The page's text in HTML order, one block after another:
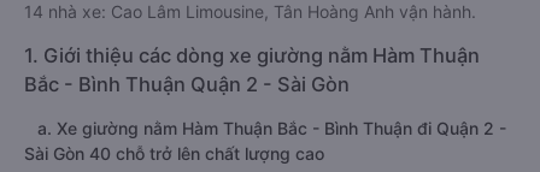
14 nhà xe: Cao Lâm Limousine, Tân Hoàng Anh vận hành.
1. Giới thiệu các dòng xe giường nằm Hàm Thuận
Bắc - Bình Thuận Quận 2 - Sài Gòn
a. Xe giường nằm Hàm Thuận Bắc - Bình Thuận đi Quận 2 -
Sài Gòn 40 chỗ trở lên chất lượng cao